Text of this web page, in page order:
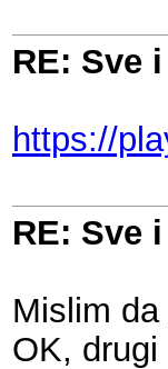
RE: Sve
https://
RE: Sve
Mislim
OK,